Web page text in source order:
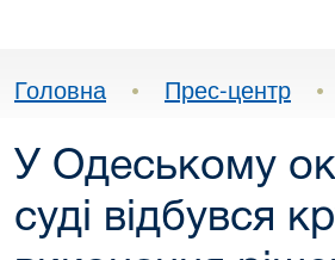
Головна • Прес-центр •
У Одеському
суді відбувся